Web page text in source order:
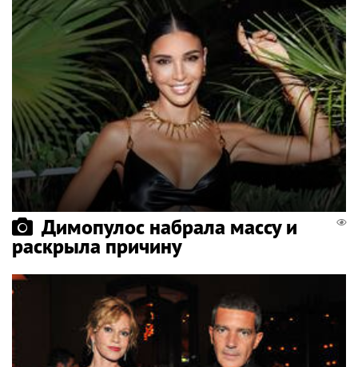
Димопулос набрала массу и
раскрыла причину